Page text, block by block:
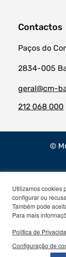
Contactos
Paços do
2834-005
geral@cm-
212 068 000
©
Utilizamos cookies
configurar ou
Também pode
Para mais
Política de
Configuração de